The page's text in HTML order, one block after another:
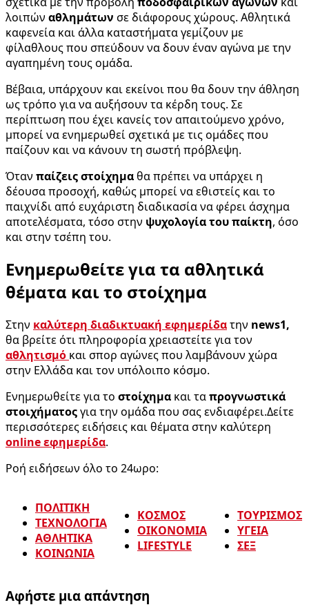
λοιπών αθλημάτων σε διάφορους χώρους. Αθλητικά
καφενεία και άλλα καταστήματα γεμίζουν με
φίλαθλους που σπεύδουν να δουν έναν αγώνα με την
αγαπημένη τους ομάδα.
Βέβαια, υπάρχουν και εκείνοι που θα δουν την άθληση
ως τρόπο για να αυξήσουν τα κέρδη τους. Σε
περίπτωση που έχει κανείς τον απαιτούμενο χρόνο,
μπορεί να ενημερωθεί σχετικά με τις ομάδες που
παίζουν και να κάνουν τη σωστή πρόβλεψη.
Όταν παίζεις στοίχημαθα πρέπει να υπάρχει η
δέουσα προσοχή, καθώς μπορεί να εθιστείς και το
παιχνίδι από ευχάριστη διαδικασία να φέρει άσχημα
αποτελέσματα, τόσο στην ψυχολογία του παίκτη, όσο
και στην τσέπη του.
Ενημερωθείτε για τα αθλητικά
θέματα και το στοίχημα
Στην καλύτερη διαδικτυακή εφημερίδατην news1,
θα βρείτε ότι πληροφορία χρειαστείτε για τον
αθλητισμό και σπορ αγώνες που λαμβάνουν χώρα
στην Ελλάδα και τον υπόλοιπο κόσμο.
Ενημερωθείτε για το στοίχημα και ταπρογνωστικά
στοιχήματοςγια την ομάδα που σας ενδιαφέρει.Δείτε
περισσότερες ειδήσεις και θέματα στην καλύτερη
online εφημερίδα.
Ροή ειδήσεων όλο το 24ωρο:
ΠΟΛΙΤΙΚΗ
ΤΕΧΝΟΛΟΓΙΑ
ΑΘΛΗΤΙΚΑ
ΚΟΙΝΩΝΙΑ
ΚΟΣΜΟΣ
ΟΙΚΟΝΟΜΙΑ
LIFESTYLE
ΤΟΥΡΙΣΜΟΣ
ΥΓΕΙΑ
ΣΕΞ
Αφήστε μια απάντηση